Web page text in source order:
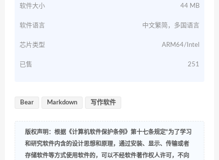
软件大小 44 MB
软件语言 中文繁简，多国语言
芯片类型 ARM64/Intel
已售 251
Bear Markdown 写作软件
版权声明：根据《计算机软件保护条例》第十七条规定“为了学习
和研究软件内含的设计思想和原理，通过安装、显示、传输或者
存储软件等方式使用软件的，可以不经软件著作权人许可，不向